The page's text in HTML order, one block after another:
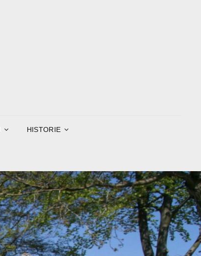
HISTORIE